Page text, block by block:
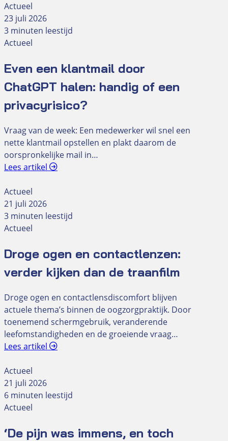
Actueel
23 juli 2026
3 minuten leestijd
Actueel
Even een klantmail door
ChatGPT halen: handig of een
privacyrisico?
Vraag van de week: Een medewerker wil snel een
nette klantmail opstellen en plakt daarom de
oorspronkelijke mail in…
Lees artikel
Actueel
21 juli 2026
3 minuten leestijd
Actueel
Droge ogen en contactlenzen:
verder kijken dan de traanfilm
Droge ogen en contactlensdiscomfort blijven
actuele thema’s binnen de oogzorgpraktijk. Door
toenemend schermgebruik, veranderende
leefomstandigheden en de groeiende vraag…
Lees artikel
Actueel
21 juli 2026
6 minuten leestijd
Actueel
‘De pijn was immens, en toch